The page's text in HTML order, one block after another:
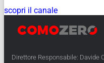
scopri il canale
Direttore Responsabile: Davide